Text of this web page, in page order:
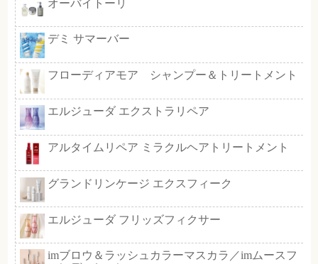
♢ 30％ＯＦＦとなります
スムースシアープライマー
髪一本一本をばらけさせて「サラ
なめらかな感触が特長のスムース
ー配合
ブロー仕上げのようなサラサラ質